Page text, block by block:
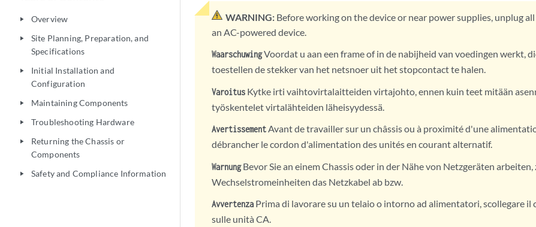
play_arrow Overview
play_arrow
Site Planning, Preparation, and
Specifications
play_arrow
Initial Installation and
Configuration
play_arrow Maintaining Components
play_arrow Troubleshooting Hardware
play_arrow
Returning the Chassis or
Components
play_arrow Safety and Compliance Information
WARNING: Before working on the device or near power supplies, unplug
an AC-powered device.
WaarschuwingVoordat u aan een frame of in de nabijheid van voedingen werkt,
toestellen de stekker van het netsnoer uit het stopcontact te halen.
Varoitus Kytke irti vaihtovirtalaitteiden virtajohto, ennen kuin teet mitään
työskentelet virtalähteiden läheisyydessä.
AvertissementAvant de travailler sur un châssis ou à proximité d'une
débrancher le cordon d'alimentation des unités en courant alternatif.
WarnungBevor Sie an einem Chassis oder in der Nähe von Netzgeräten arbeiten,
Wechselstromeinheiten das Netzkabel ab bzw.
Avvertenza Prima di lavorare su un telaio o intorno ad alimentatori, scollegare il
sulle unità CA.